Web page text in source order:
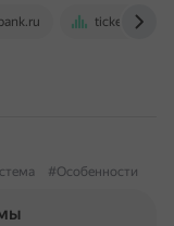
tickeron.com
#Особенности